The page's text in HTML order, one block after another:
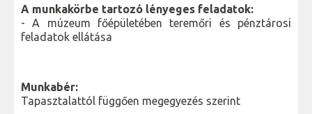
A munkakörbe tartozó lényeges feladatok:
- A múzeum főépületében teremőri és pénztárosi
feladatok ellátása
Munkabér:
Tapasztalattól függően megegyezés szerint